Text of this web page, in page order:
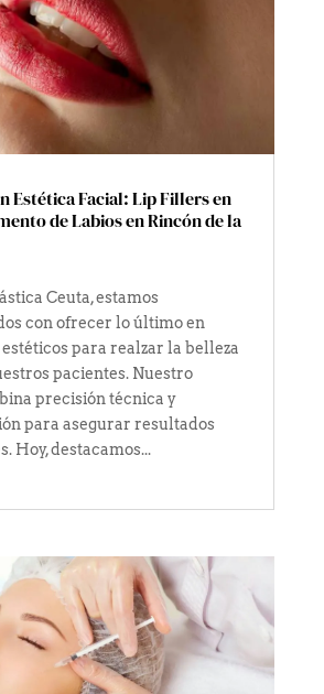
Estética Facial: Lip Fillers en
de Labios en Rincón de la
Ceuta, estamos
con ofrecer lo último en
para realzar la belleza
pacientes. Nuestro
precisión técnica y
para asegurar resultados
Hoy, destacamos...